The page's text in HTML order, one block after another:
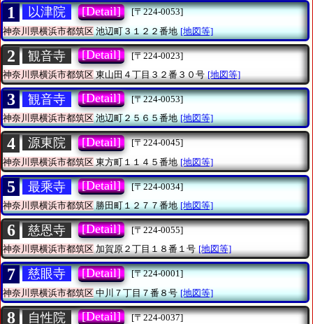
1 以津院 [Detail]
[〒224-0053]
神奈川県横浜市都筑区池辺町３１２２番地 [地図等]
2 観音寺 [Detail]
[〒224-0023]
神奈川県横浜市都筑区東山田４丁目３２番３０号 [地図等]
3 観音寺 [Detail]
[〒224-0053]
神奈川県横浜市都筑区池辺町２５６５番地 [地図等]
4 源東院 [Detail]
[〒224-0045]
神奈川県横浜市都筑区 東方町１１４５番地 [地図等]
5 最乘寺 [Detail]
[〒224-0034]
神奈川県横浜市都筑区勝田町１２７７番地 [地図等]
6 慈恩寺 [Detail]
[〒224-0055]
神奈川県横浜市都筑区加賀原２丁目１８番１号 [地図等]
7 慈眼寺 [Detail]
[〒224-0001]
神奈川県横浜市都筑区中川７丁目７番８号 [地図等]
8 自性院 [Detail]
[〒224-0037]